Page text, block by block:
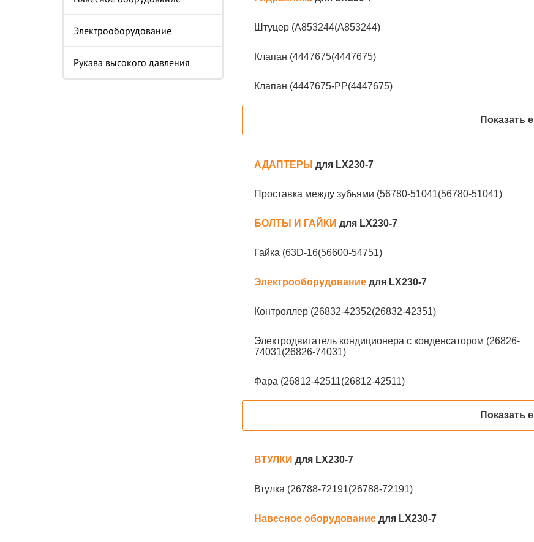
Электрооборудование
Рукава высокого давления
Штуцер (A853244(A853244)
Клапан (4447675(4447675)
Клапан (4447675-PP(4447675)
Показать
АДАПТЕРЫ для LX230-7
Проставка между зубьями (56780-51041(56780-51041)
БОЛТЫ И ГАЙКИ для LX230-7
Гайка (63D-16(56600-54751)
Электрооборудование для LX230-7
Контроллер (26832-42352(26832-42351)
Электродвигатель кондиционера с конденсатором (26826-
74031(26826-74031)
Фара (26812-42511(26812-42511)
Показать
ВТУЛКИ для LX230-7
Втулка (26788-72191(26788-72191)
Навесное оборудование для LX230-7